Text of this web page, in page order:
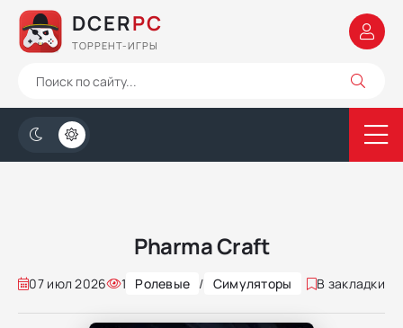
DCERPC
ТОРРЕНТ-ИГРЫ
Pharma Craft
07 июл 2026 1 Ролевые / Симуляторы В закладки